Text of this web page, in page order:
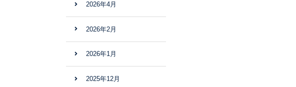
2026年4月
2026年2月
2026年1月
2025年12月